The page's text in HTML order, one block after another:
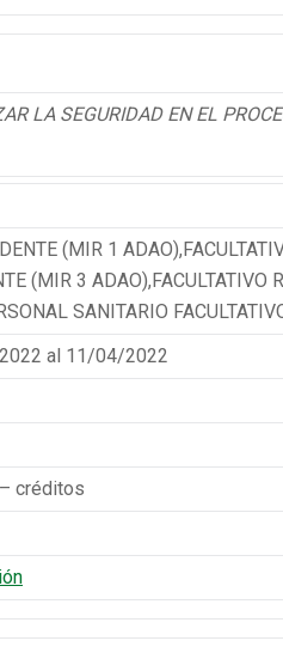
LA SEGURIDAD EN EL
(MIR 1
(MIR 3 ADAO),FACULTATIVO
SANITARIO
al 11/04/2022
créditos